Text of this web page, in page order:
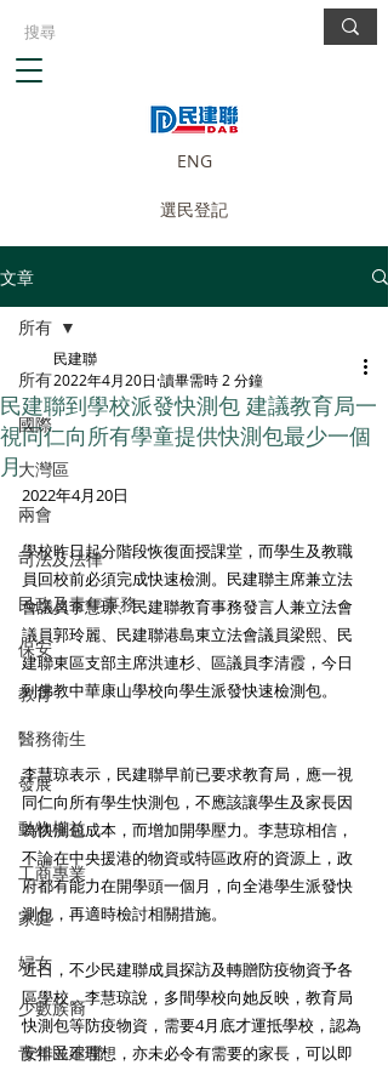
ENG
選民登記
文章
所有
國際
大灣區
兩會
司法及法律
民政及青年事務
保安
教育
醫務衛生
發展
動物權益
工商專業
家庭
婦女
少數族裔
青年民建聯
所有
民建聯到學校派發快測包 建議教育局一
視同仁向所有學童提供快測包最少一個
月
民建聯
2022年4月20日 讀畢需時 2 分鐘
2022年4月20日
學校昨日起分階段恢復面授課堂，而學生及教職
員回校前必須完成快速檢測。民建聯主席兼立法
會議員李慧琼、民建聯教育事務發言人兼立法會
議員郭玲麗、民建聯港島東立法會議員梁熙、民
建聯東區支部主席洪連杉、區議員李清霞，今日
到佛教中華康山學校向學生派發快速檢測包。
李慧琼表示，民建聯早前已要求教育局，應一視
同仁向所有學生快測包，不應該讓學生及家長因
為快測包成本，而增加開學壓力。李慧琼相信，
不論在中央援港的物資或特區政府的資源上，政
府都有能力在開學頭一個月，向全港學生派發快
測包，再適時檢討相關措施。
近日，不少民建聯成員探訪及轉贈防疫物資予各
區學校。李慧琼說，多間學校向她反映，教育局
快測包等防疫物資，需要4月底才運抵學校，認為
安排並不理想，亦未必令有需要的家長，可以即